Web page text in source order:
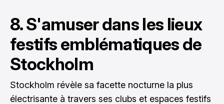
8. S'amuser dans les lieux
festifs emblématiques de
Stockholm
Stockholm révèle sa facette nocturne la plus
électrisante à travers ses clubs et espaces festifs